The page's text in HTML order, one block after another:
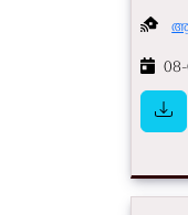
08-